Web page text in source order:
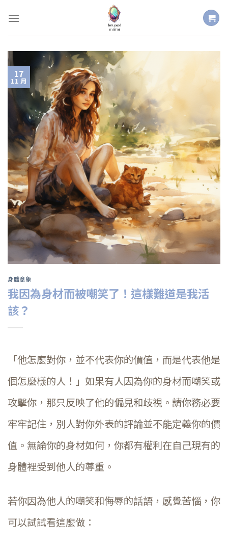
17
11 月
身體意象
我因為身材而被嘲笑了！這樣難道是我活
該？
「他怎麼對你，並不代表你的價值，而是代表他是
個怎麼樣的人！」如果有人因為你的身材而嘲笑或
攻擊你，那只反映了他的偏見和歧視。請你務必要
牢牢記住，別人對你外表的評論並不能定義你的價
值。無論你的身材如何，你都有權利在自己現有的
身體裡受到他人的尊重。
若你因為他人的嘲笑和侮辱的話語，感覺苦惱，你
可以試試看這麼做：